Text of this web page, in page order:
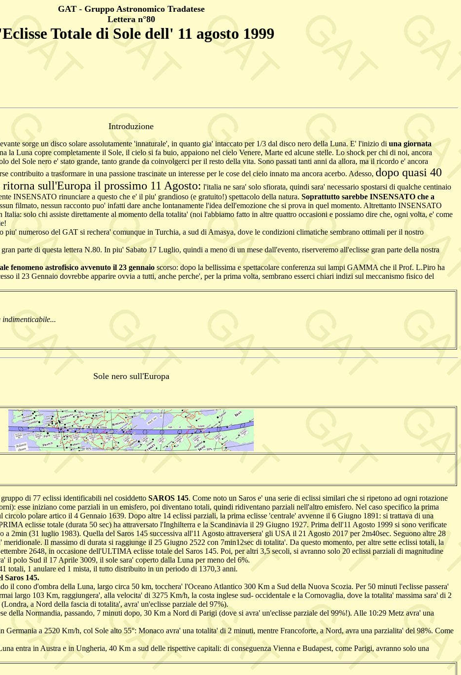
GAT - Gruppo Astronomico Tradatese
Lettera n°80
Totale di Sole dell' 11 agosto 1999
Introduzione
sorge un disco solare assolutamente 'innaturale', in quanto gia' intaccato per 1/3 dal disco nero della Luna. E' l'inizio di una giornata
la Luna copre completamente il Sole, il cielo si fa buio, appaiono nel cielo Venere, Marte ed alcune stelle. Lo shock per chi di noi, ancora
del Sole nero e' stato grande, tanto grande da coinvolgerci per il resto della vita. Sono passati tanti anni da allora, ma il ricordo e' ancora
contribuito a trasformare in una passione trascinate un interesse per le cose del cielo innato ma ancora acerbo. Adesso, dopo quasi 40
sull'Europa il prossimo 11 Agosto: l'italia ne sara' solo sfiorata, quindi sara' necessario spostarsi di qualche centinaio
INSENSATO rinunciare a questo che e' il piu' grandioso (e gratuito!) spettacolo della natura. Soprattutto sarebbe INSENSATO che a
filmato, nessun racconto puo' infatti dare anche lontanamente l'idea dell'emozione che si prova in quel momento. Altrettanto INSENSATO
solo chi assiste direttamente al momento della totalita' (noi l'abbiamo fatto in altre quattro occasioni e possiamo dire che, ogni volta, e' come
numeroso del GAT si rechera' comunque in Turchia, a sud di Amasya, dove le condizioni climatiche sembrano ottimali per il nostro
parte di questa lettera N.80. In piu' Sabato 17 Luglio, quindi a meno di un mese dall'evento, riserveremo all'eclisse gran parte della nostra
fenomeno astrofisico avvenuto il 23 gennaio scorso: dopo la bellissima e spettacolare conferenza sui lampi GAMMA che il Prof. L.Piro ha
il 23 Gennaio dovrebbe apparire ovvia a tutti, anche perche', per la prima volta, sembrano esserci chiari indizi sul meccanismo fisico del
Sole nero sull'Europa
di 77 eclissi identificabili nel cosiddetto SAROS 145. Come noto un Saros e' una serie di eclissi similari che si ripetono ad ogni rotazione
esse iniziano come parziali in un emisfero, poi diventano totali, quindi ridiventano parziali nell'altro emisfero. Nel caso specifico la prima
circolo polare artico il 4 Gennaio 1639. Dopo altre 14 eclissi parziali, la prima eclisse 'centrale' avvenne il 6 Giugno 1891: si trattava di una
eclisse totale (durata 50 sec) ha attraversato l'Inghilterra e la Scandinavia il 29 Giugno 1927. Prima dell'11 Agosto 1999 si sono verificate
a 2min (31 luglio 1983). Quella del Saros 145 successiva all'11 Agosto attraversera' gli USA il 21 Agosto 2017 per 2m40sec. Seguono altre 28
Il massimo di durata si raggiunge il 25 Giugno 2522 con 7min12sec di totalita'. Da questo momento, per altre sette eclissi totali, la
2648, in occasione dell'ULTIMA eclisse totale del Saros 145. Poi, per altri 3,5 secoli, si avranno solo 20 eclissi parziali di magnitudine
il polo Sud il 17 Aprile 3009, il sole sara' coperto dalla Luna per meno del 6%.
totali, 1 anulare ed 1 mista, il tutto distribuito in un periodo di 1370,3 anni.
Saros 145.
il cono d'ombra della Luna, largo circa 50 km, tocchera' l'Oceano Atlantico 300 Km a Sud della Nuova Scozia. Per 50 minuti l'eclisse passera'
largo 103 Km, raggiungera', alla velocita' di 3275 Km/h, la costa inglese sud- occidentale e la Cornovaglia, dove la totalita' massima sara' di 2
a Nord della fascia di totalita', avra' un'eclisse parziale del 97%).
della Normandia, passando, 7 minuti dopo, 30 Km a Nord di Parigi (dove si avra' un'eclisse parziale del 99%!). Alle 10:29 Metz avra' una
a 2520 Km/h, col Sole alto 55°: Monaco avra' una totalita' di 2 minuti, mentre Francoforte, a Nord, avra una parzialita' del 98%. Come
entra in Austra e in Ungheria, 40 Km a sud delle rispettive capitali: di conseguenza Vienna e Budapest, come Parigi, avranno solo una